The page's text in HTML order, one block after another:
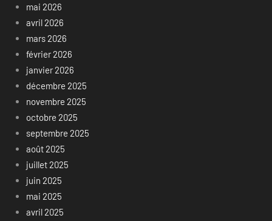
mai 2026
avril 2026
mars 2026
février 2026
janvier 2026
décembre 2025
novembre 2025
octobre 2025
septembre 2025
août 2025
juillet 2025
juin 2025
mai 2025
avril 2025